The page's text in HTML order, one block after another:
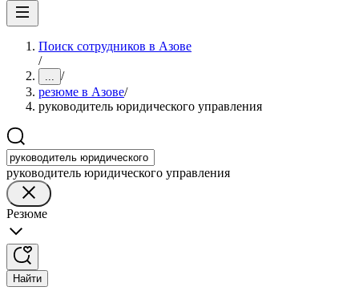
Поиск сотрудников в Азове
/
... /
резюме в Азове/
руководитель юридического управления
руководитель юридического управления
Резюме
Найти